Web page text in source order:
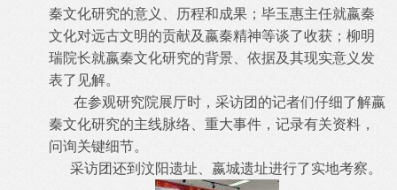
秦文化研究的意义、历程和成果；毕玉惠主任就嬴秦
文化对远古文明的贡献及嬴秦精神等谈了收获；柳明
瑞院长就嬴秦文化研究的背景、依据及其现实意义发
表了见解。
在参观研究院展厅时，采访团的记者们仔细了解嬴
秦文化研究的主线脉络、重大事件，记录有关资料，
问询关键细节。
采访团还到汶阳遗址、嬴城遗址进行了实地考察。